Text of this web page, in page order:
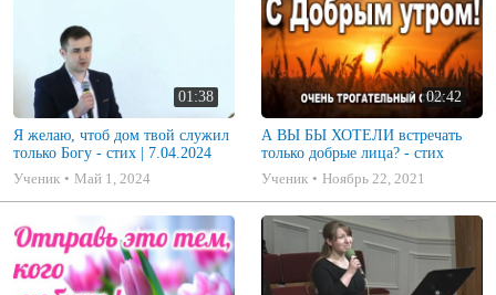
01:38
Я желаю, чтоб дом твой служил
только Богу - стих | 7.04.2024
Ученик
Май 1, 2024
02:42
А ВЫ БЫ ХОТЕЛИ встречать
только добрые лица? - стих
Ученик
Ноябрь 22, 2021